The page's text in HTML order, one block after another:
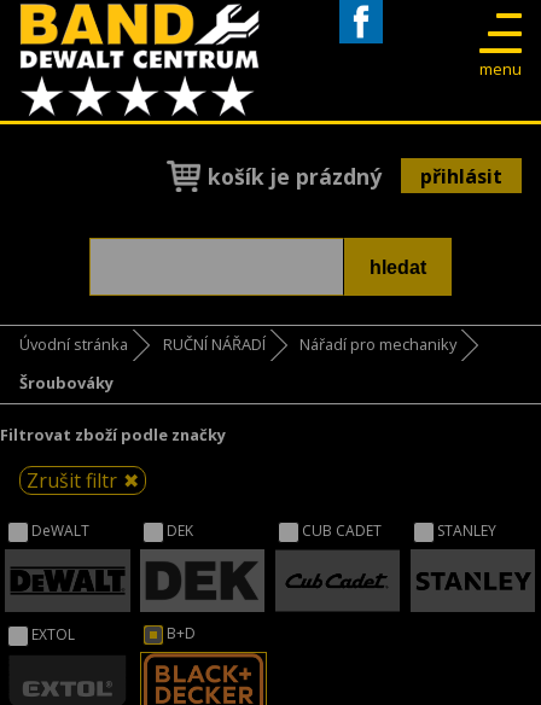
menu
košík je prázdný přihlásit
Úvodní stránka RUČNÍ NÁŘADÍ
Nářadí pro mechaniky
Šroubováky
Filtrovat zboží podle značky
Zrušit filtr
DeWALT DEK CUB CADET STANLEY
EXTOL B+D